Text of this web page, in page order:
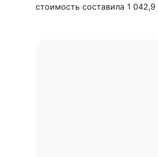
стоимость составила 1 042,9